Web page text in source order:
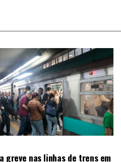
greve nas linhas de trens em